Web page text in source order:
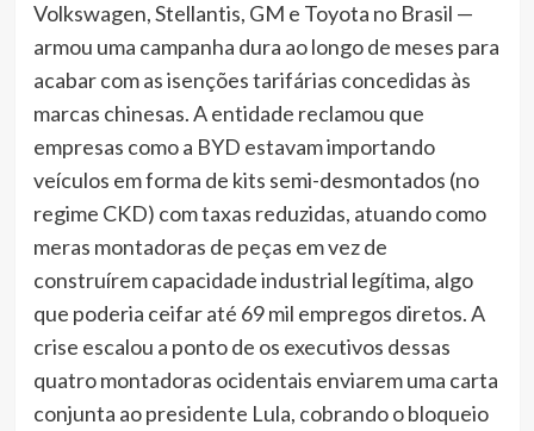
Volkswagen, Stellantis, GM e Toyota no Brasil —
armou uma campanha dura ao longo de meses para
acabar com as isenções tarifárias concedidas às
marcas chinesas. A entidade reclamou que
empresas como a BYD estavam importando
veículos em forma de kits semi-desmontados (no
regime CKD) com taxas reduzidas, atuando como
meras montadoras de peças em vez de
construírem capacidade industrial legítima, algo
que poderia ceifar até 69 mil empregos diretos. A
crise escalou a ponto de os executivos dessas
quatro montadoras ocidentais enviarem uma carta
conjunta ao presidente Lula, cobrando o bloqueio